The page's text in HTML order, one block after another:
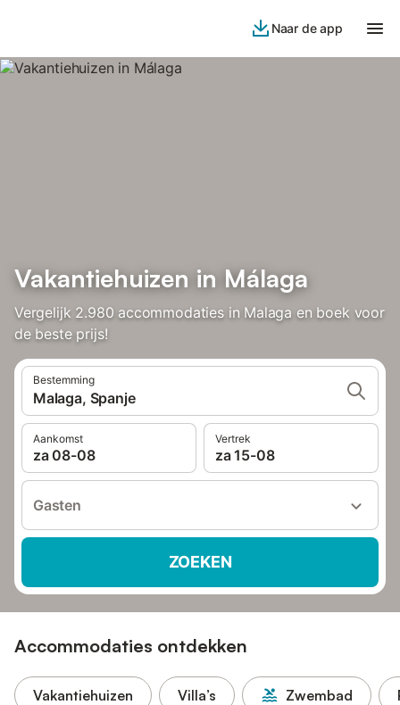
Naar de app
Vakantiehuizen in Málaga
Vergelijk 2.980 accommodaties in Malaga en boek voor
de beste prijs!
Bestemming
Malaga, Spanje
Aankomst
za 08-08
Vertrek
za 15-08
Gasten
ZOEKEN
Accommodaties ontdekken
Vakantiehuizen Villa’s Zwembad